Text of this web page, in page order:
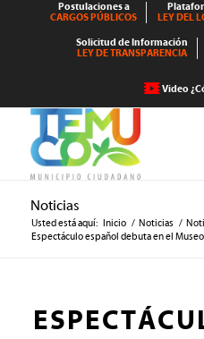
Postulaciones a
CARGOS PÚBLICOS
LEY DEL
Solicitud de Información
LEY DE TRANSPARENCIA
Video
Noticias
Usted está aquí: Inicio / Noticias /
Espectáculo español debuta en el